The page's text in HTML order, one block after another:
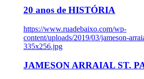
20 anos de HISTÓRIA
https://www.ruadebaixo.com/wp-
content/uploads/2019/03/jameson-
335x256.jpg
JAMESON ARRAIAL ST.